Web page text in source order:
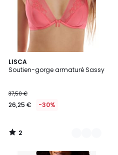
LISCA
Soutien-gorge armaturé Sassy
37,50 €
26,25 € -30%
2
/
2
Couleurs
2
/